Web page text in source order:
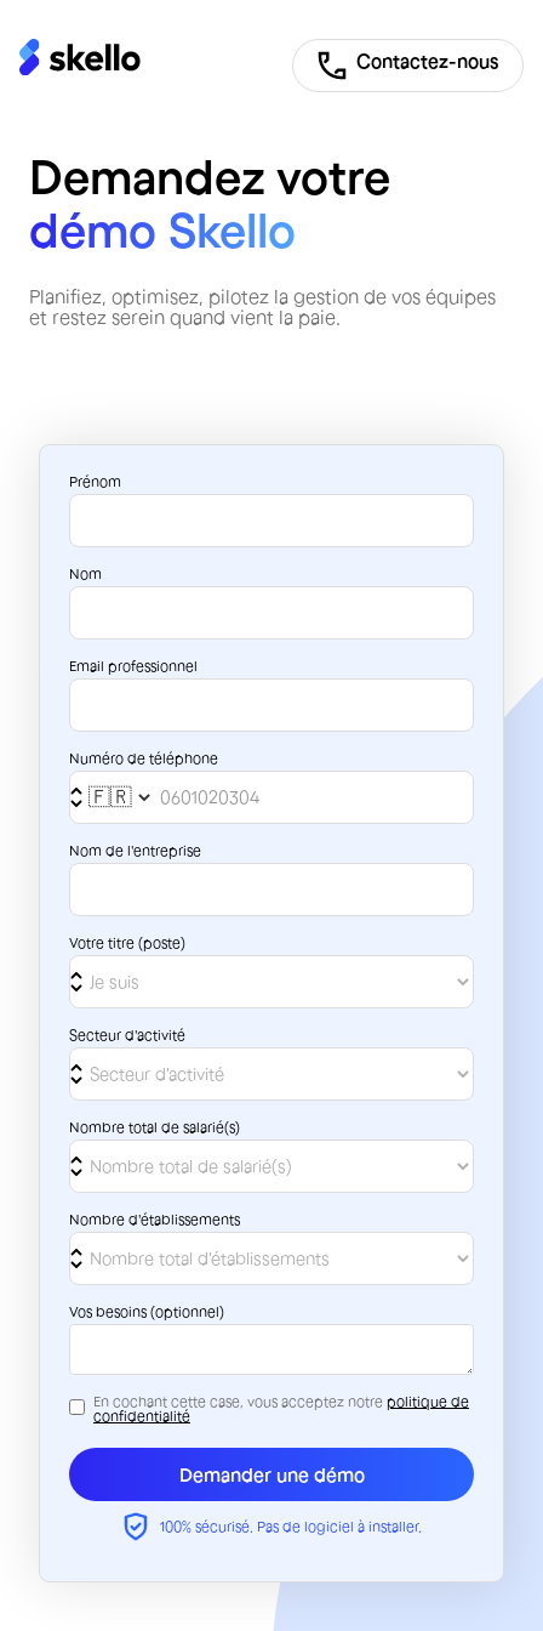
Contactez-nous
Demandez votre
démo Skello
Planifiez, optimisez, pilotez la gestion de vos équipes
et restez serein quand vient la paie.
Prénom
Nom
Email professionnel
Numéro de téléphone
Nom de l'entreprise
Votre titre (poste)
Secteur d'activité
Nombre total de salarié(s)
Nombre d'établissements
Vos besoins (optionnel)
En cochant cette case, vous acceptez notre politique de
confidentialité
100% sécurisé. Pas de logiciel à installer.